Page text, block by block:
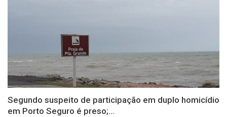
Segundo suspeito de participação em duplo homicídio
em Porto Seguro é preso;…